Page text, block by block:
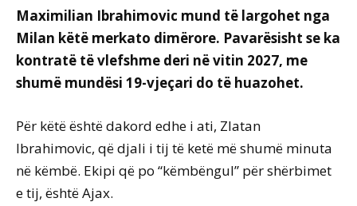
Maximilian Ibrahimovic mund të largohet nga
Milan këtë merkato dimërore. Pavarësisht se ka
kontratë të vlefshme deri në vitin 2027, me
shumë mundësi 19-vjeçari do të huazohet.
Për këtë është dakord edhe i ati, Zlatan
Ibrahimovic, që djali i tij të ketë më shumë minuta
në këmbë. Ekipi që po “këmbëngul” për shërbimet
e tij, është Ajax.